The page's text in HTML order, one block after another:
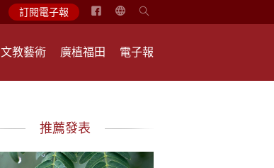
訂閱電子報
简
中
文教藝術 廣植福田 電子報
推薦發表